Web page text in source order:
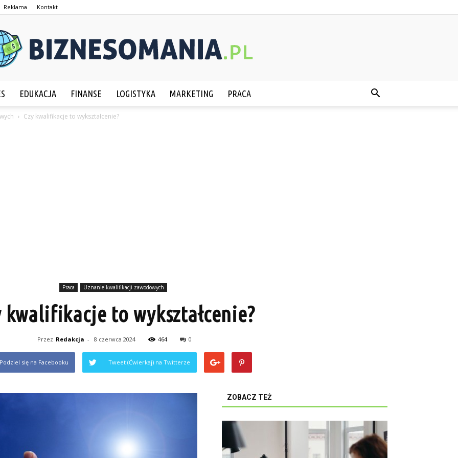
Reklama Kontakt
EDUKACJA FINANSE LOGISTYKA MARKETING PRACA
Czy kwalifikacje to wykształcenie?
Praca Uznanie kwalifikacji zawodowych
kwalifikacje to wykształcenie?
Przez Redakcja - 8 czerwca 2024 464 0
się na Facebooku Tweet (Ćwierkaj) na Twitterze
ZOBACZ TEŻ